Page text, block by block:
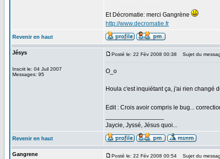
Et Décromatie: merci Gangrène
http://www.decromatie.fr
Revenir en haut
Jésys
Inscrit le: 04 Juil 2007
Messages: 95
Posté le: 22 Fév 2008 00:38 Sujet du
O_o
Houla c'est inquiétant ça, j'ai rien changé
Edit : Crois avoir compris le bug...
Jaycie, Jyssé, Jésus quoi...
Revenir en haut
Gangrene Posté le: 22 Fév 2008 00:54 Sujet du